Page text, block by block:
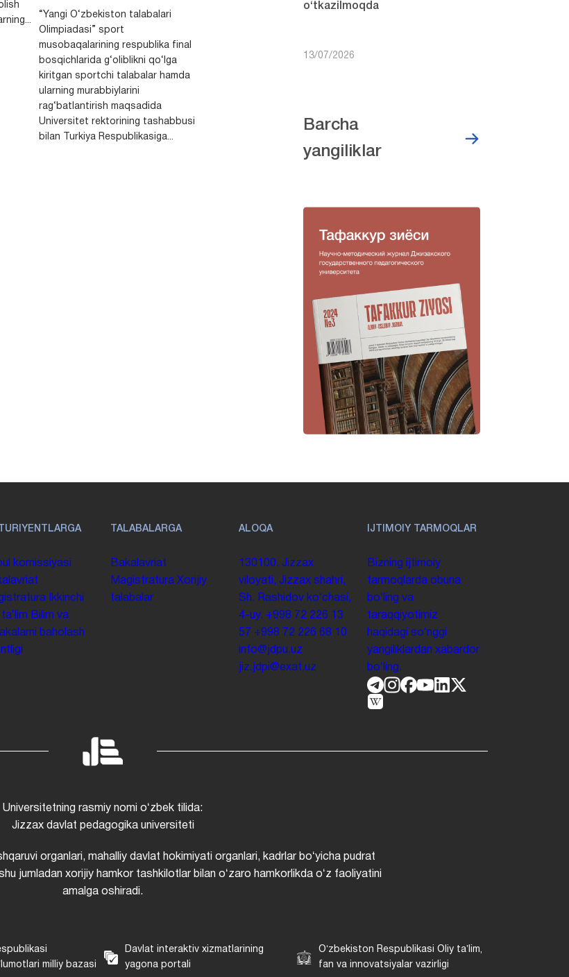
“Yangi O‘zbekiston talabalari
Olimpiadasi” sport
musobaqalarining respublika final
bosqichlarida g‘oliblikni qo‘lga
kiritgan sportchi talabalar hamda
ularning murabbiylarini
rag‘batlantirish maqsadida
Universitet rektorining tashabbusi
bilan Turkiya Respublikasiga...
o‘tkazilmoqda
13/07/2026
Barcha
yangiliklar
komissiyasi
Ikkinchi
Bilim va
baholash
TALABALARGA
Bakalavriat
Magistratura Xorijiy
talabalar
ALOQA
130100. Jizzax
viloyati, Jizzax shahri,
Sh. Rashidov koʻchasi,
4-uy. +998 72 226 13
57 +998 72 226 68 10
info@jdpu.uz
jiz.jdpi@exat.uz
IJTIMOIY TARMOQLAR
Bizning ijtimoiy
tarmoqlarda obuna
boʻling va
taraqqiyotimiz
haqidagi soʻnggi
yangiliklardan xabardor
boʻling.
Universitetning rasmiy nomi oʻzbek tilida:
Jizzax davlat pedagogika universiteti
organlari, mahalliy davlat hokimiyati organlari, kadrlar boʻyicha pudrat
jumladan xorijiy hamkor tashkilotlar bilan oʻzaro hamkorlikda oʻz faoliyatini
amalga oshiradi.
milliy bazasi
Davlat interaktiv xizmatlarining
yagona portali
Oʻzbekiston Respublikasi Oliy taʼlim,
fan va innovatsiyalar vazirligi